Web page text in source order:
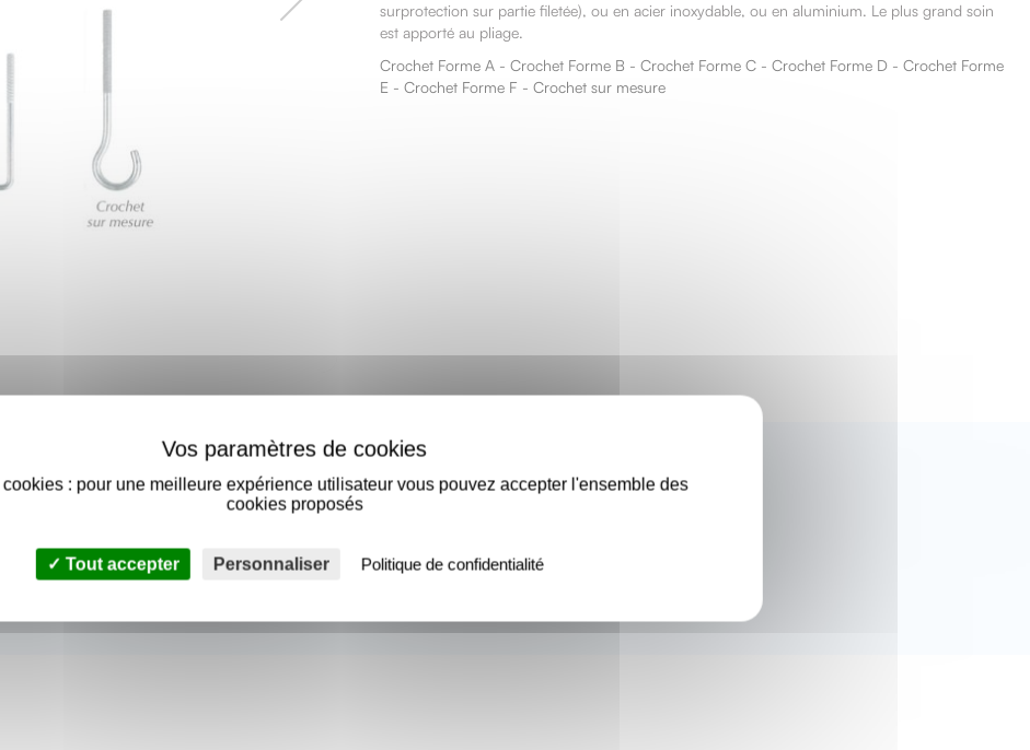
surprotection sur partie filetée), ou en acier inoxydable, ou en aluminium. Le plus grand soin
est apporté au pliage.
Crochet Forme A - Crochet Forme B - Crochet Forme C - Crochet Forme D - Crochet Forme
E - Crochet Forme F - Crochet sur mesure
appelés boulon crochet
à; chaud en continu (couche de zinc
non polluée)
(atmosphère marine, présence d'éléments
(inox A2 ou A4 selon l'atmosphère)
: pour une meilleure expérience utilisateur vous pouvez accepter l'ensemble des
cookies proposés
Tout accepter Personnaliser Politique de confidentialité